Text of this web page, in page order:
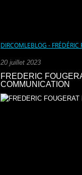
DIRCOMLEBLOG - FRÉDÉRIC
20 juillet 2023
FREDERIC
COMMUNICATION